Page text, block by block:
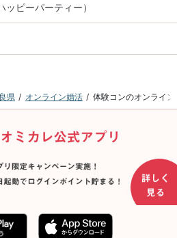
ッピーパーティー）
県 オンライン婚活 体験コンのオンライン